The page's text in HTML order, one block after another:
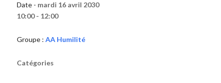
Date - mardi 16 avril 2030
10:00 - 12:00
Groupe : AA Humilité
Catégories